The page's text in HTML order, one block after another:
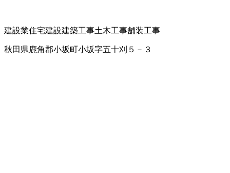
建設業住宅建設建築工事土木工事舗装工事
秋田県鹿角郡小坂町小坂字五十刈５－３